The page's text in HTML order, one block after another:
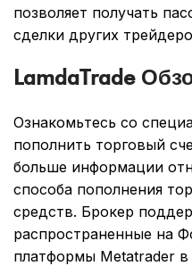
позволяет получать
сделки других
LamdaTrade
Ознакомьтесь со
пополнить торговый
больше информации
способа пополнения
средств. Брокер
распространенные на
платформы Metatrader